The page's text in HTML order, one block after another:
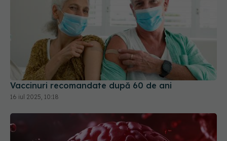
Vaccinuri recomandate după 60 de ani
16 iul 2025, 10:18